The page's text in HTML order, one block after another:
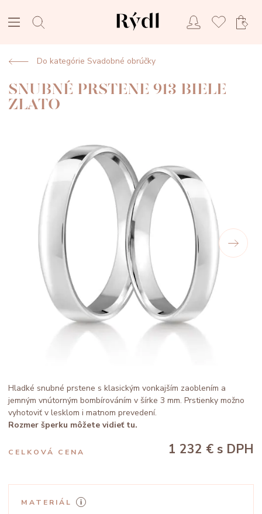
Do kategórie Svadobné obrúčky
SNUBNÉ PRSTENE 913 BIELE
ZLATO
Hladké snubné prstene s klasickým vonkajším zaoblením a
jemným vnútorným bombírováním v šírke 3 mm. Prstienky možno
vyhotoviť v lesklom i matnom prevedení.
Rozmer šperku môžete vidieť tu.
CELKOVÁ CENA 1 232 € s DPH
MATERIÁL